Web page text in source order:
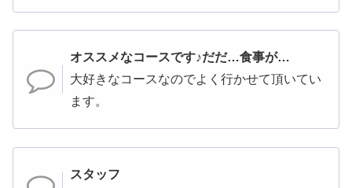
オススメなコースです♪だだ…食事が…
大好きなコースなのでよく行かせて頂いてい
ます。
スタッフ